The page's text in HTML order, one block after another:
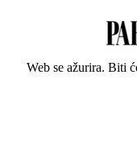
Web se ažurira. Biti